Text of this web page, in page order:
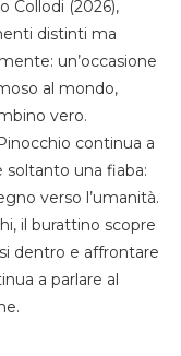
Collodi (2026),
distinti ma
un’occasione
al mondo,
vero.
continua a
una fiaba:
verso l’umanità.
il burattino scopre
dentro e affrontare
a parlare al